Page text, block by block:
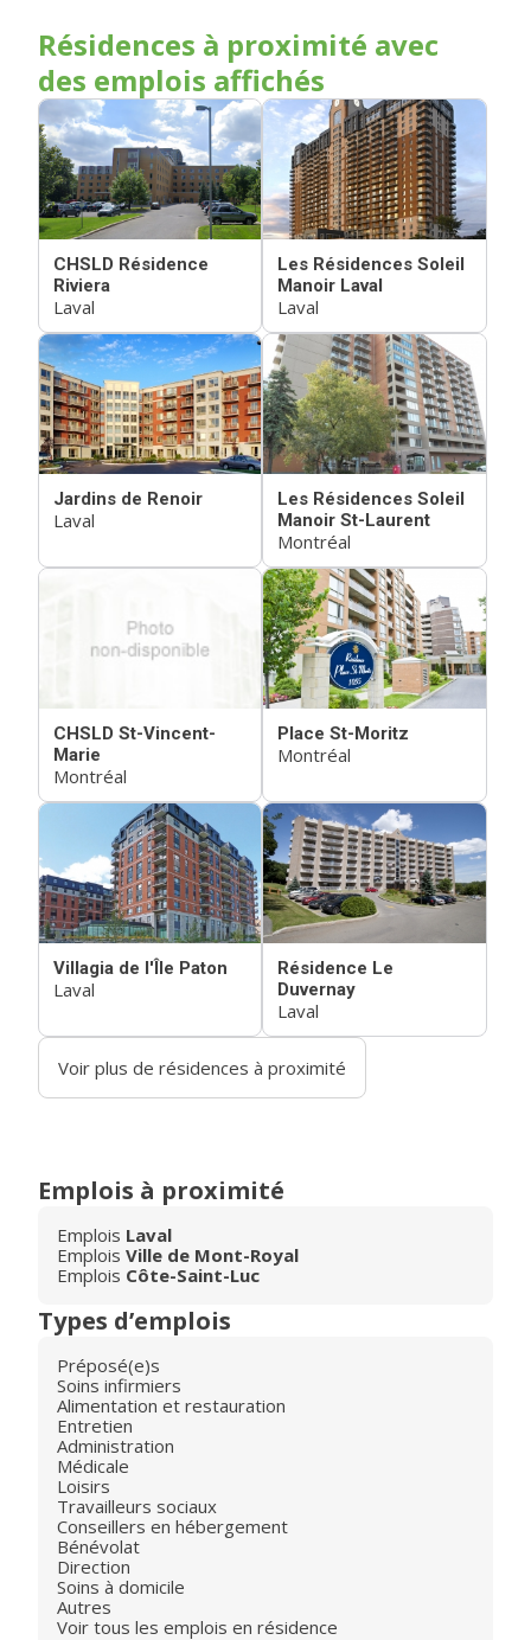
Résidences à proximité avec
des emplois affichés
CHSLD Résidence
Riviera
Laval
Les Résidences Soleil
Manoir Laval
Laval
Jardins de Renoir
Laval
Les Résidences Soleil
Manoir St-Laurent
Montréal
CHSLD St-Vincent-
Marie
Montréal
Place St-Moritz
Montréal
Villagia de l'Île Paton
Laval
Résidence Le
Duvernay
Laval
Voir plus de résidences à proximité
Emplois à proximité
Emplois Laval
Emplois Ville de Mont-Royal
Emplois Côte-Saint-Luc
Types d’emplois
Préposé(e)s
Soins infirmiers
Alimentation et restauration
Entretien
Administration
Médicale
Loisirs
Travailleurs sociaux
Conseillers en hébergement
Bénévolat
Direction
Soins à domicile
Autres
Voir tous les emplois en résidence